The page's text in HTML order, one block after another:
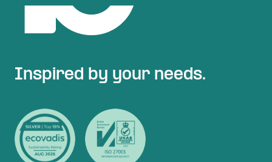
Inspired by your needs.